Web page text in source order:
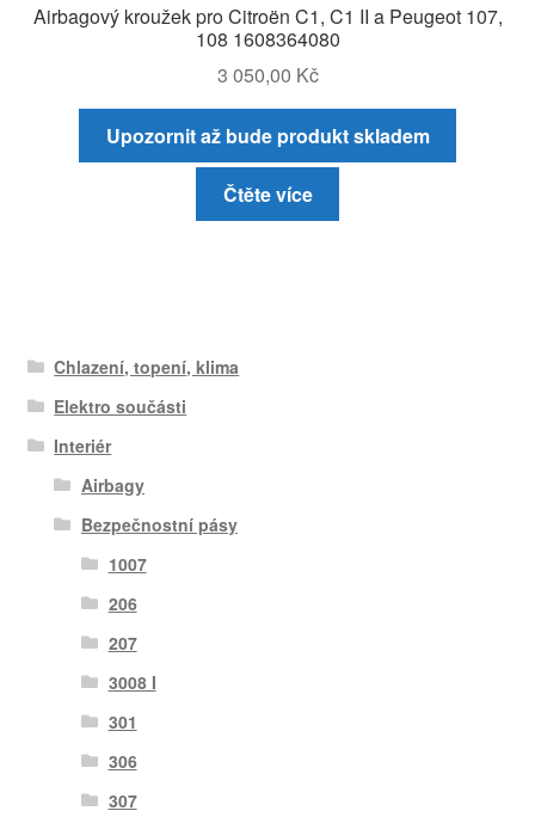
Airbagový kroužek pro Citroën C1, C1 II a Peugeot 107,
108 1608364080
3 050,00 Kč
Upozornit až bude produkt skladem
Čtěte více
Chlazení, topení, klima
Elektro součásti
Interiér
Airbagy
Bezpečnostní pásy
1007
206
207
3008 I
301
306
307